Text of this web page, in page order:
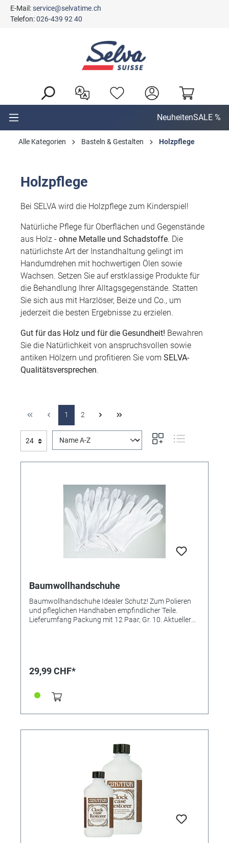
springen
E-Mail:service@selvatime.ch
Telefon:026-439 92 40
NeuheitenSALE %
Alle Kategorien Basteln & Gestalten Holzpflege
Holzpflege
Bei SELVA wird die Holzpflege zum Kinderspiel!
Natürliche Pflege für Oberflächen und Gegenstände
aus Holz - ohne Metalle und Schadstoffe. Die
natürlichste Art der Instandhaltung gelingt im
Handumdrehen mit hochwertigen Ölen sowie
Wachsen. Setzen Sie auf erstklassige Produkte für
die Behandlung Ihrer Alltagsgegenstände. Statten
Sie sich aus mit Harzlöser, Beize und Co., um
jederzeit die besten Ergebnisse zu erzielen.
Gut für das Holz und für die Gesundheit! Bewahren
Sie die Natürlichkeit von anspruchsvollen sowie
antiken Hölzern und profitieren Sie vom SELVA-
Qualitätsversprechen.
1 2
Baumwollhandschuhe
Baumwollhandschuhe Idealer Schutz! Zum Polieren
und pfleglichen Handhaben empfindlicher Teile.
Lieferumfang Packung mit 12 Paar, Gr. 10. Aktueller
29,99 CHF*